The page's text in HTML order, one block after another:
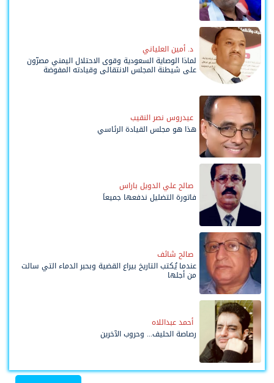
د. أمين العلياني
لماذا الوصاية السعودية وقوى الاحتلال اليمني مصرّون
على شيطنة المجلس الانتقالي وقيادته المفوضة
عيدروس نصر النقيب
هذا هو مجلس القيادة الرئاسي
صالح علي الدويل باراس
فاتورة التضليل ندفعها جميعاً
صالح شائف
عندما يُكتب التاريخ بيراع القضية وبحبر الدماء التي سالت
من أجلها
أحمد عبداللاه
رصاصة الحليف... وحروب الآخرين